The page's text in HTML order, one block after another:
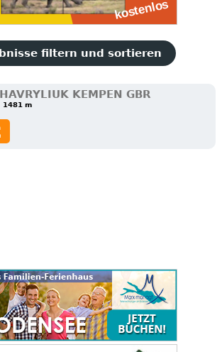
filtern und sortieren
KEMPEN GBR
1481 m